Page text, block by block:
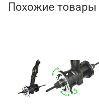
Похожие товары